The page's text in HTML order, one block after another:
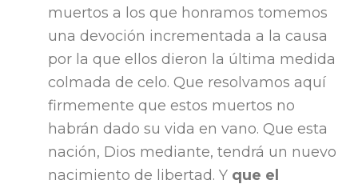
muertos a los que honramos tomemos
una devoción incrementada a la causa
por la que ellos dieron la última medida
colmada de celo. Que resolvamos aquí
firmemente que estos muertos no
habrán dado su vida en vano. Que esta
nación, Dios mediante, tendrá un nuevo
nacimiento de libertad. Y que el